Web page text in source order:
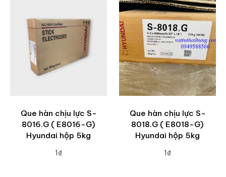
Que hàn chịu lực S-
8016.G ( E8016-G)
Hyundai hộp 5kg
1₫
Que hàn chịu lực S-
8018.G ( E8018-G)
Hyundai hộp 5kg
1₫